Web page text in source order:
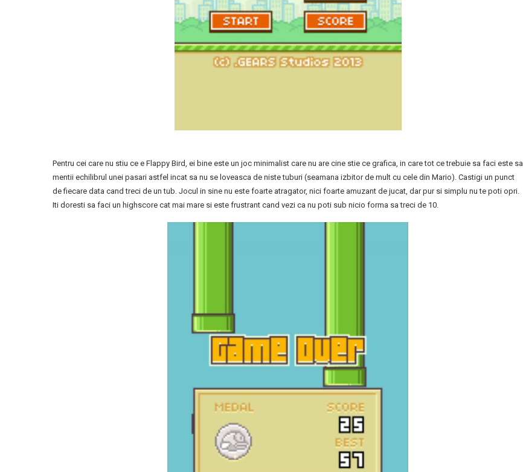
Pentru cei care nu stiu ce e Flappy Bird, ei bine este un joc minimalist care nu are cine stie ce grafica, in care tot ce trebuie sa faci este sa
mentii echilibrul unei pasari astfel incat sa nu se loveasca de niste tuburi (seamana izbitor de mult cu cele din Mario). Castigi un punct
de fiecare data cand treci de un tub. Jocul in sine nu este foarte atragator, nici foarte amuzant de jucat, dar pur si simplu nu te poti opri.
Iti doresti sa faci un highscore cat mai mare si este frustrant cand vezi ca nu poti sub nicio forma sa treci de 10.